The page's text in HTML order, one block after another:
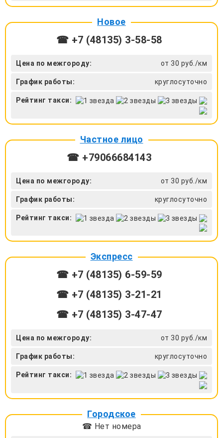
Новое
☎ +7 (48135) 3-58-58
Цена по межгороду: от 30 руб./км
График работы: круглосуточно
Рейтинг такси:
Частное лицо
☎ +79066684143
Цена по межгороду: от 30 руб./км
График работы: круглосуточно
Рейтинг такси:
Экспресс
☎ +7 (48135) 6-59-59
☎ +7 (48135) 3-21-21
☎ +7 (48135) 3-47-47
Цена по межгороду: от 30 руб./км
График работы: круглосуточно
Рейтинг такси:
Городское
☎ Нет номера